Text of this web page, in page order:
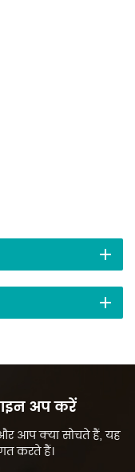
अप करें
आप क्या सोचते हैं, यह
करते हैं।